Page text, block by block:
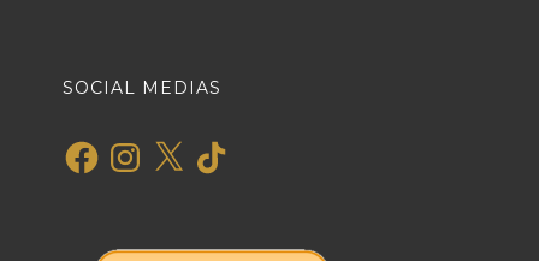
SOCIAL MEDIAS
FacebookInstagram
X TikTok